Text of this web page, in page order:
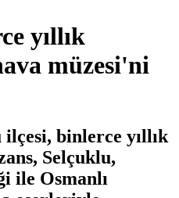
yıllık
müzesi'ni
binlerce yıllık
Selçuklu,
ile Osmanlı